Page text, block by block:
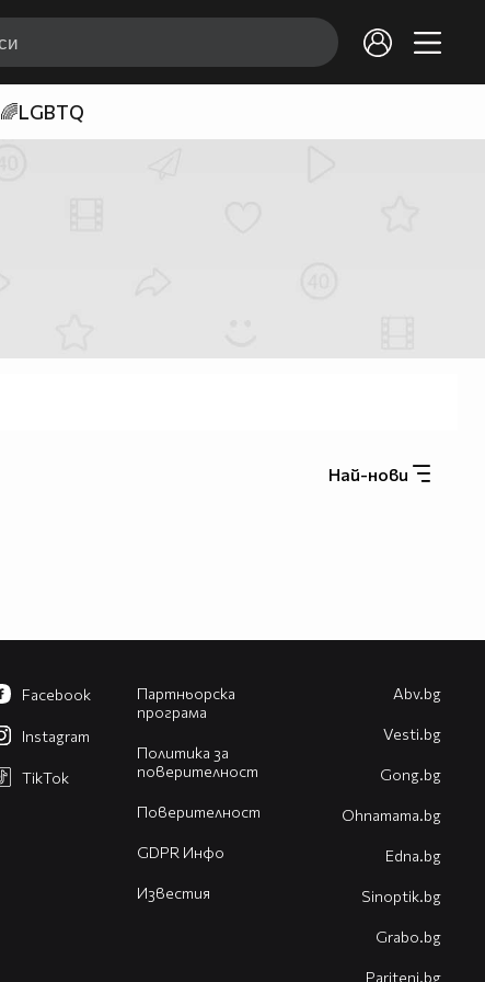
🌈LGBTQ
Най-нови
Партньорска
програма
Политика за
поверителност
Поверителност
GDPR Инфо
Известия
Facebook
Instagram
TikTok
Abv.bg
Vesti.bg
Gong.bg
Оhnamama.bg
Edna.bg
Sinoptik.bg
Grabo.bg
Pariteni.bg